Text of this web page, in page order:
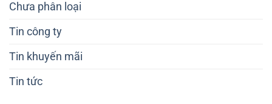
Chưa phân loại
Tin công ty
Tin khuyến mãi
Tin tức